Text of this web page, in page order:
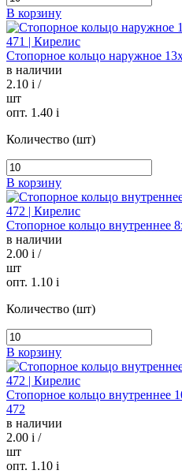
В корзину
Стопорное кольцо наружное
в наличии
2.10 i /
шт
опт. 1.40 i
Количество (шт)
В корзину
Стопорное кольцо внутреннее
в наличии
2.00 i /
шт
опт. 1.10 i
Количество (шт)
В корзину
Стопорное кольцо внутреннее
472
в наличии
2.00 i /
шт
опт. 1.10 i